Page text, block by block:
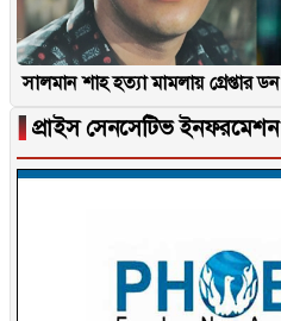
সালমান শাহ হত্যা মামলায় গ্রেপ্তার ডন
▐ প্রাইস সেনসেটিভ ইনফরমেশন